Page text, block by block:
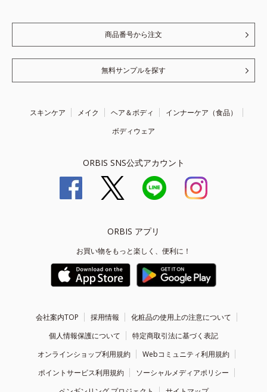
商品番号から注文
無料サンプルを探す
スキンケア メイク ヘア＆ボディ
インナーケア（食品）
ボディウェア
ORBIS SNS公式アカウント
ORBIS アプリ
お買い物をもっと楽しく、便利に！
会社案内TOP 採用情報
化粧品の使用上の注意について
個人情報保護について
特定商取引法に基づく表記
オンラインショップ利用規約
Webコミュニティ利用規約
ポイントサービス利用規約
ソーシャルメディアポリシー